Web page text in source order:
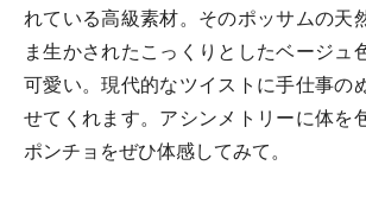
れている高級素材。そのポッサムの天
ま生かされたこっくりとしたベージュ
可愛い。現代的なツイストに手仕事の
せてくれます。アシンメトリーに体を
ポンチョをぜひ体感してみて。